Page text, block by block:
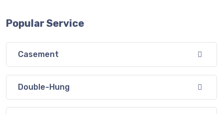
Popular Service
Casement
Double-Hung